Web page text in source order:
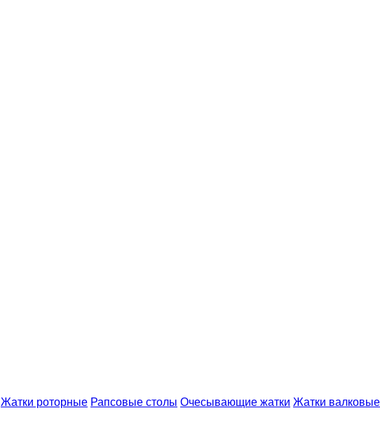
Жатки роторные Рапсовые столы Очесывающие жатки Жатки валковые